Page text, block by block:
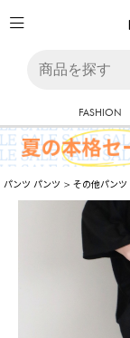
FASHION
パンツ パンツ >その他パンツ